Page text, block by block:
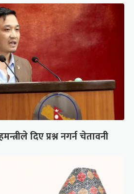
दिए प्रश्न नगर्न चेतावनी